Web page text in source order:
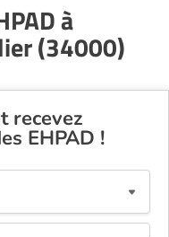
à
(34000)
recevez
EHPAD !